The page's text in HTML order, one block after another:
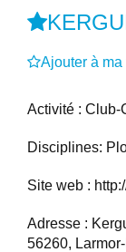
Ajouter à ma
Activité : Club-
Disciplines:
Site web :
Adresse :
56260,